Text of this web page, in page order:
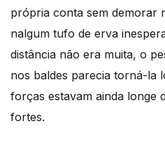
própria conta sem demorar
nalgum tufo de erva
distância não era muita, o
nos baldes parecia torná-la
forças estavam ainda longe
fortes.